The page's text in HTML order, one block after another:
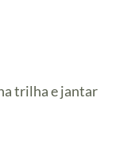
trilha e jantar